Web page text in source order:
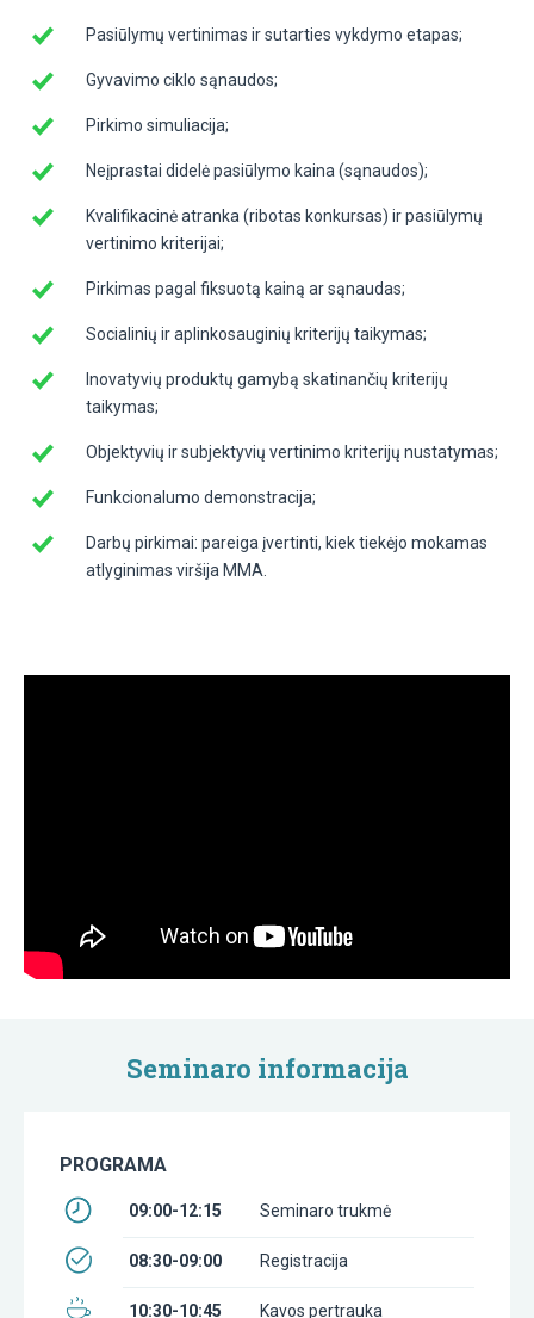
Pasiūlymų vertinimas ir sutarties vykdymo etapas;
Gyvavimo ciklo sąnaudos;
Pirkimo simuliacija;
Neįprastai didelė pasiūlymo kaina (sąnaudos);
Kvalifikacinė atranka (ribotas konkursas) ir pasiūlymų
vertinimo kriterijai;
Pirkimas pagal fiksuotą kainą ar sąnaudas;
Socialinių ir aplinkosauginių kriterijų taikymas;
Inovatyvių produktų gamybą skatinančių kriterijų
taikymas;
Objektyvių ir subjektyvių vertinimo kriterijų nustatymas;
Funkcionalumo demonstracija;
Darbų pirkimai: pareiga įvertinti, kiek tiekėjo mokamas
atlyginimas viršija MMA.
Seminaro informacija
PROGRAMA
09:00-12:15 Seminaro trukmė
08:30-09:00 Registracija
10:30-10:45 Kavos pertrauka